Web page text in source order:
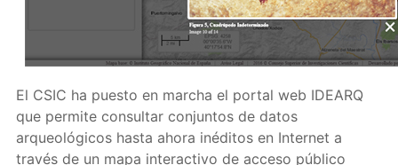
El CSIC ha puesto en marcha el portal web IDEARQ
que permite consultar conjuntos de datos
arqueológicos hasta ahora inéditos en Internet a
través de un mapa interactivo de acceso público